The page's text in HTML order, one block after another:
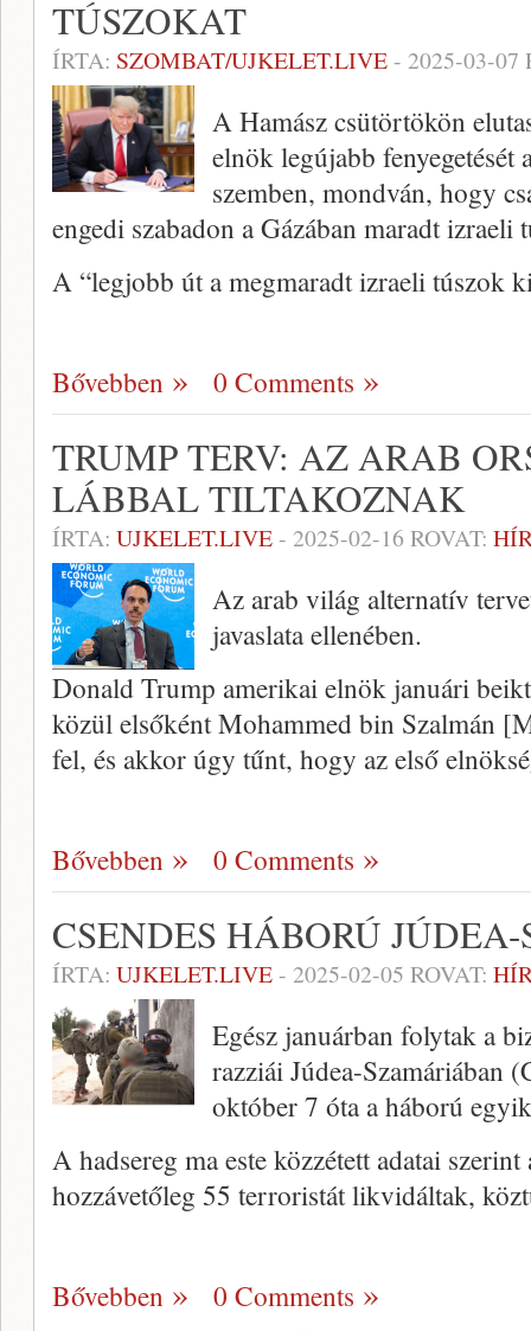
TÚSZOKAT
ÍRTA: SZOMBAT/UJKELET.LIVE- 2025-03-07
A Hamász csütörtökön
elnök legújabb
szemben, mondván, hogy
engedi szabadon a Gázában maradt izraeli
A “legjobb út a megmaradt izraeli túszok
Bővebben 0 Comments
TRUMP TERV: AZ ARAB
LÁBBAL TILTAKOZNAK
ÍRTA: UJKELET.LIVE- 2025-02-16 ROVAT:
Az arab világ alternatív
javaslata ellenében.
Donald Trump amerikai elnök januári
közül elsőként Mohammed bin Szalmán
fel, és akkor úgy tűnt, hogy az első
Bővebben 0 Comments
CSENDES HÁBORÚ
ÍRTA: UJKELET.LIVE- 2025-02-05 ROVAT:
Egész januárban folytak a
razziái Júdea-Szamáriában
október 7 óta a háború
A hadsereg ma este közzétett adatai
hozzávetőleg 55 terroristát likvidáltak,
Bővebben 0 Comments